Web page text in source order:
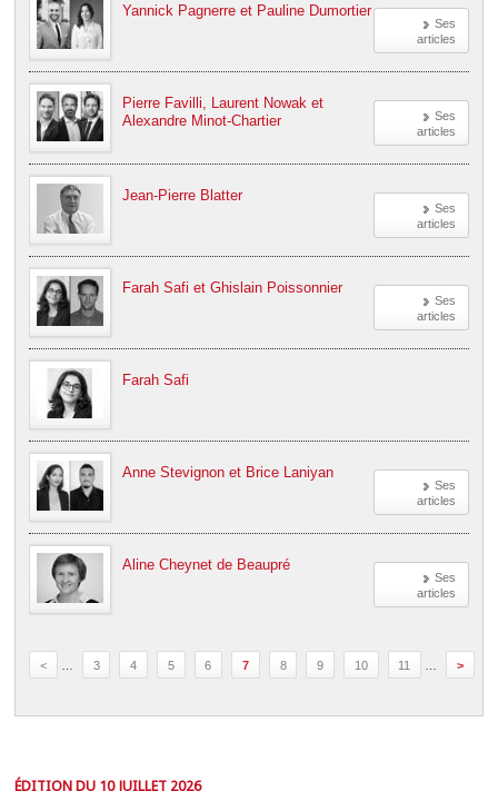
Ses
articles
Yannick Pagnerre et Pauline Dumortier
Ses
articles
Pierre Favilli, Laurent Nowak et
Alexandre Minot-Chartier
Ses
articles
Jean-Pierre Blatter
Ses
articles
Farah Safi et Ghislain Poissonnier
Farah Safi
Ses
articles
Anne Stevignon et Brice Laniyan
Ses
articles
Aline Cheynet de Beaupré
< 3 4 5 6 7 8 9 10 11 >
ÉDITION DU 10 JUILLET 2026